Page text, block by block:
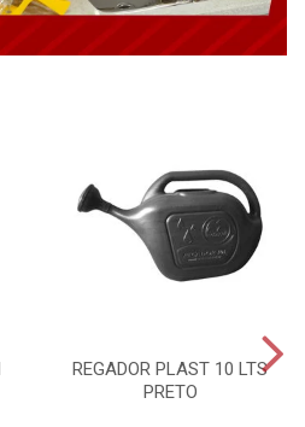
REGADOR PLAST 10 LTS
PRETO